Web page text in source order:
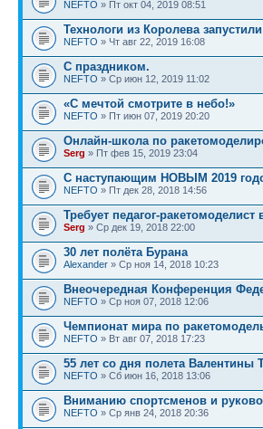
NEFTO » Пт окт 04, 2019 08:51
Технологи из Королева
NEFTO » Чт авг 22, 2019 16:08
С праздником.
NEFTO » Ср июн 12, 2019 11:02
«С мечтой смотрите в небо!»
NEFTO » Пт июн 07, 2019 20:20
Онлайн-школа по
Serg » Пт фев 15, 2019 23:04
С наступающим НОВЫМ 2019
NEFTO » Пт дек 28, 2018 14:56
Требует педагог-ракетомоделист
Serg » Ср дек 19, 2018 22:00
30 лет полёта Бурана
Alexander » Ср ноя 14, 2018 10:23
Внеочередная Конференция
NEFTO » Ср ноя 07, 2018 12:06
Чемпионат мира по
NEFTO » Вт авг 07, 2018 17:23
55 лет со дня полета Валентины
NEFTO » Сб июн 16, 2018 13:06
Вниманию спортсменов и
NEFTO » Ср янв 24, 2018 20:36